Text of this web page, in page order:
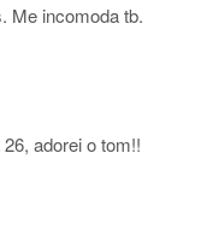
Me incomoda tb.
adorei o tom!!